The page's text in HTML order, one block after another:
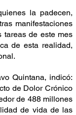
la padecen,
manifestaciones
tareas de este mes
de esta realidad,
Quintana, indicó:
de Dolor Crónico
de 488 millones
de vida de las